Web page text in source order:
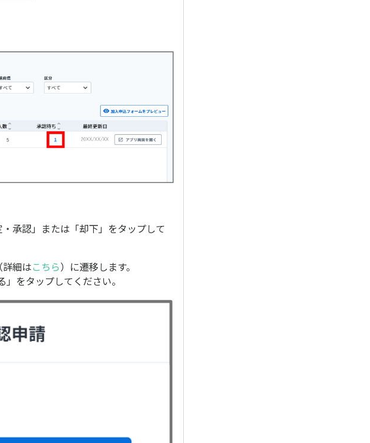
承認」または「却下」をタップして
詳細はこちら）に遷移します。
をタップしてください。